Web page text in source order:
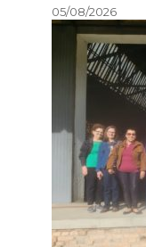
05/08/2026